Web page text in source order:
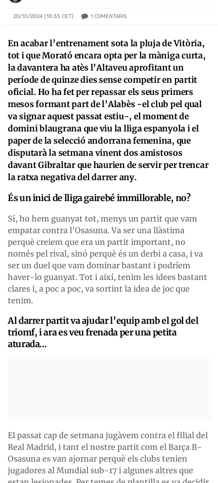
20/10/2024 (10:35 CET) 1 COMENTARIS
En acabar l’entrenament sota la pluja de Vitòria,
tot i que Morató encara opta per la màniga curta,
la davantera ha atès l’Altaveu aprofitant un
període de quinze dies sense competir en partit
oficial. Ho ha fet per repassar els seus primers
mesos formant part de l’Alabès -el club pel qual
va signar aquest passat estiu-, el moment de
domini blaugrana que viu la lliga espanyola i el
paper de la selecció andorrana femenina, que
disputarà la setmana vinent dos amistosos
davant Gibraltar que haurien de servir per trencar
la ratxa negativa del darrer any.
És un inici de lliga gairebé immillorable, no?
Sí, ho hem guanyat tot, menys un partit que vam
empatar contra l’Osasuna. Va ser una llàstima
perquè creiem que era un partit important, no
només pel rival, sinó perquè és un derbi a casa, i va
ser un duel que vam dominar bastant i podríem
haver-lo guanyat. Tot i així, tenim les idees bastant
clares i, a poc a poc, va sortint la idea de joc que
tenim.
Al darrer partit va ajudar l’equip amb el gol del
triomf, i ara es veu frenada per una petita
aturada...
El passat cap de setmana jugàvem contra el filial del
Real Madrid, i tant el nostre partit com el Barça B-
Osasuna es van ajornar perquè els clubs tenien
jugadores al Mundial sub-17 i algunes altres que